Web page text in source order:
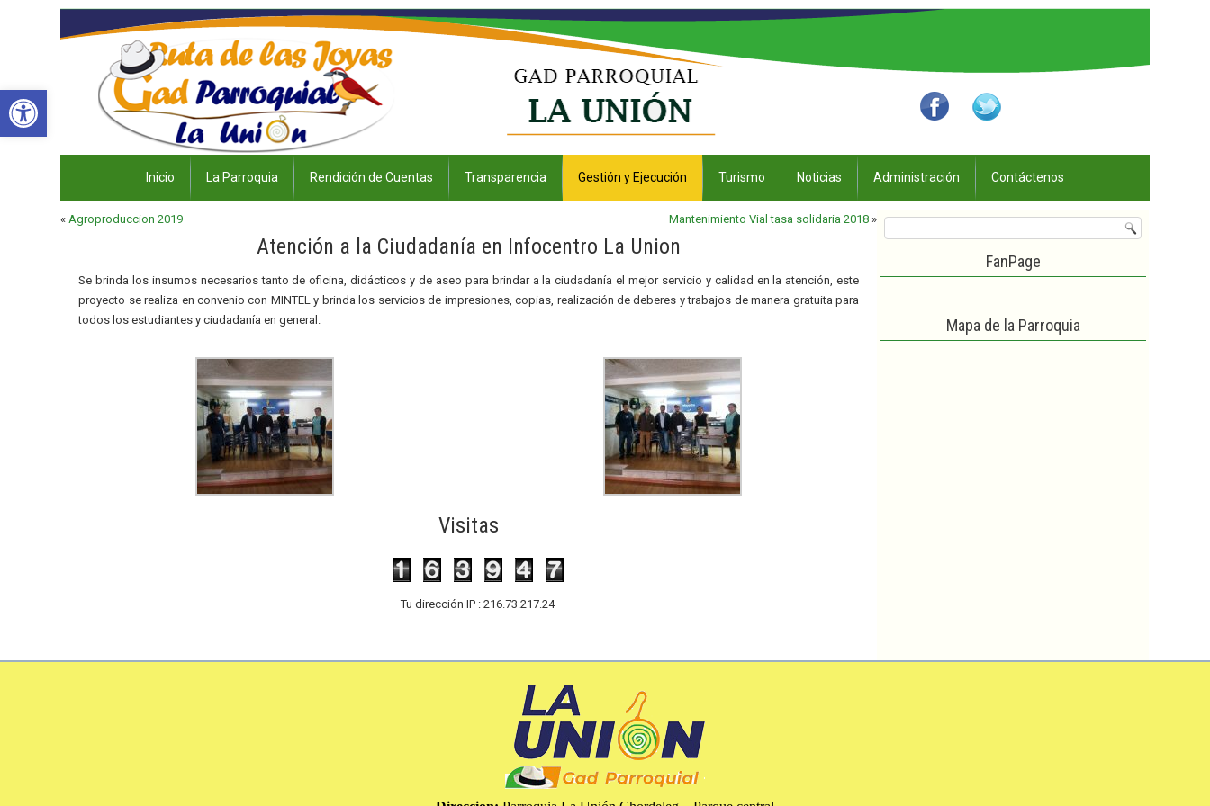
Abrir barra de herramientas
Inicio La Parroquia Rendición de Cuentas Transparencia Gestión y Ejecución Turismo Noticias Administración Contáctenos
«Agroproduccion 2019 Mantenimiento Vial tasa solidaria 2018 »
Atención a la Ciudadanía en Infocentro La Union
Se brinda los insumos necesarios tanto de oficina, didácticos y de aseo para brindar a la ciudadanía el mejor servicio y calidad en la atención, este
proyecto se realiza en convenio con MINTEL y brinda los servicios de impresiones, copias, realización de deberes y trabajos de manera gratuita para
todos los estudiantes y ciudadanía en general.
Visitas
Tu dirección IP : 216.73.217.24
FanPage
Mapa de la Parroquia